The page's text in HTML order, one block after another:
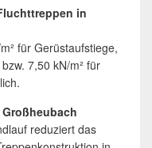
in
für Gerüstaufstiege,
7,50 kN/m² für
reduziert das